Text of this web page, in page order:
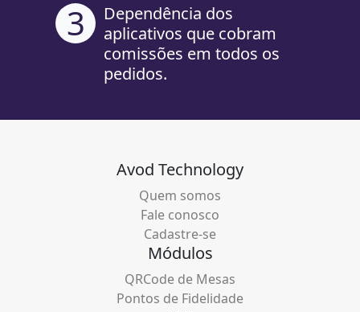
3
Dependência dos
aplicativos que cobram
comissões em todos os
pedidos.
Avod Technology
Quem somos
Fale conosco
Cadastre-se
Módulos
QRCode de Mesas
Pontos de Fidelidade